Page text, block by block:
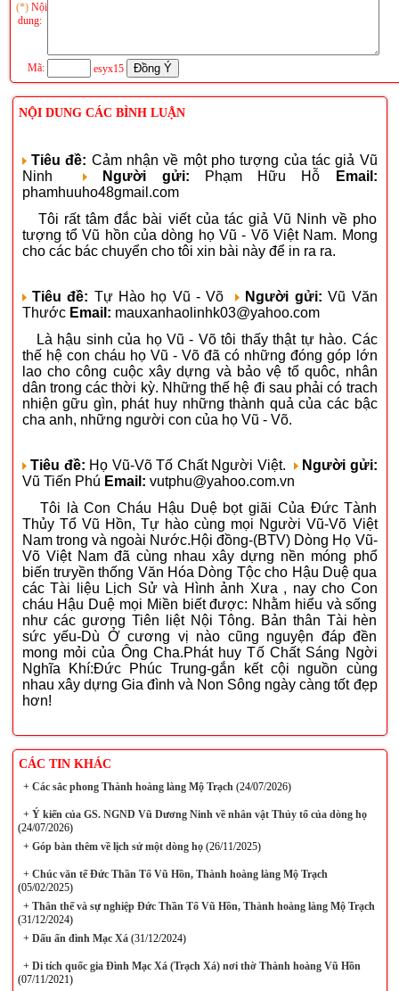
(*) Nội
dung:
Mã: esyx15
NỘI DUNG CÁC BÌNH LUẬN
Tiêu đề: Cảm nhận về một pho tượng của tác giả Vũ
Ninh
Người gửi: Phạm Hữu Hỗ
Email:
phamhuuho48gmail.com
Tôi rất tâm đắc bài viết của tác giả Vũ Ninh về pho
tượng tổ Vũ hồn của dòng họ Vũ - Võ Việt Nam. Mong
cho các bác chuyển cho tôi xin bài này để in ra ra.
Tiêu đề: Tự Hào họ Vũ - Võ Người gửi: Vũ Văn
Thước Email: mauxanhaolinhk03@yahoo.com
Là hậu sinh của họ Vũ - Võ tôi thấy thật tự hào. Các
thế hệ con cháu họ Vũ - Võ đã có những đóng góp lớn
lao cho công cuộc xây dựng và bảo vệ tổ quôc, nhân
dân trong các thời kỳ. Những thế hệ đi sau phải có trach
nhiện gữu gìn, phát huy những thành quả của các bậc
cha anh, những người con của họ Vũ - Võ.
Tiêu đề: Họ Vũ-Võ Tố Chất Người Việt.
Người gửi:
Vũ Tiến Phú Email: vutphu@yahoo.com.vn
Tôi là Con Cháu Hậu Duệ bọt giãi Của Đức Tành
Thủy Tổ Vũ Hồn, Tự hào cùng mọi Người Vũ-Võ Việt
Nam trong và ngoài Nước.Hội đồng-(BTV) Dòng Họ Vũ-
Võ Việt Nam đã cùng nhau xây dựng nền móng phổ
biến trưyền thống Văn Hóa Dòng Tộc cho Hậu Duệ qua
các Tài liệu Lịch Sử và Hình ảnh Xưa , nay cho Con
cháu Hậu Duệ mọi Miền biết được: Nhằm hiểu và sống
như các gương Tiên liệt Nội Tông. Bản thân Tài hèn
sức yếu-Dù Ở cương vị nào cũng nguyện đáp đền
mong mỏi của Ông Cha.Phát huy Tố Chất Sáng Ngời
Nghĩa Khí:Đức Phúc Trung-gắn kết cội nguồn cùng
nhau xây dựng Gia đình và Non Sông ngày càng tốt đẹp
hơn!
CÁC TIN KHÁC
+Các sắc phong Thành hoàng làng Mộ Trạch(24/07/2026)
+Ý kiến của GS. NGND Vũ Dương Ninh về nhân vật Thủy tổ của dòng họ
(24/07/2026)
+Góp bàn thêm về lịch sử một dòng họ(26/11/2025)
+Chúc văn tế Đức Thần Tổ Vũ Hồn, Thành hoàng làng Mộ Trạch
(05/02/2025)
+Thân thế và sự nghiệp Đức Thần Tổ Vũ Hồn, Thành hoàng làng Mộ Trạch
(31/12/2024)
+Dấu ấn đình Mạc Xá(31/12/2024)
+Di tích quốc gia Đình Mạc Xá (Trạch Xá) nơi thờ Thành hoàng Vũ Hồn
(07/11/2021)